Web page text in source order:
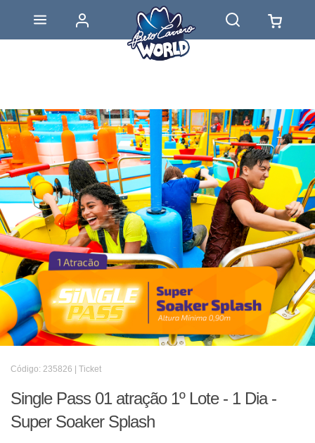
Código: 235826 | Ticket
Single Pass 01 atração 1º Lote - 1 Dia -
Super Soaker Splash